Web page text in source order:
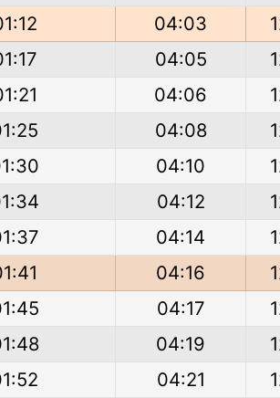
04:03
04:05
04:06
04:08
04:10
04:12
04:14
04:16
04:17
04:19
04:21